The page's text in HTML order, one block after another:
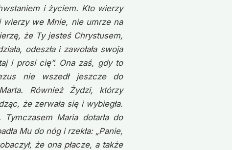
i życiem. Kto wierzy
wierzy we Mnie, nie umrze na
że Ty jesteś Chrystusem,
odeszła i zawołała swoja
i prosi cię”. Ona zaś, gdy to
nie wszedł jeszcze do
Również Żydzi, którzy
że zerwała się i wybiegła.
Maria dotarła do
Mu do nóg i rzekła: „Panie,
że ona płacze, a także